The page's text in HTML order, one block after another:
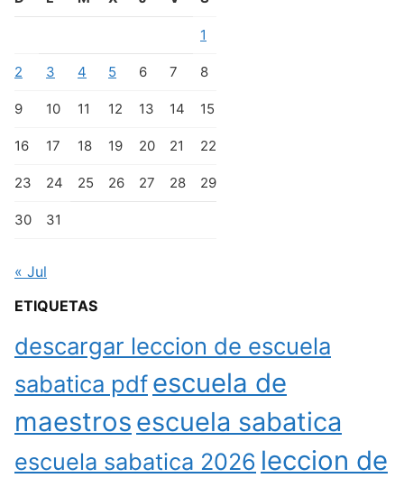
1
2 3 4 5 6 7 8
9 10 11 12 13 14 15
16 17 18 19 20 21 22
23 24 25 26 27 28 29
30 31
« Jul
ETIQUETAS
descargar leccion de escuela
sabatica pdfescuela de
maestros escuela sabatica
escuela sabatica 2026 leccion de